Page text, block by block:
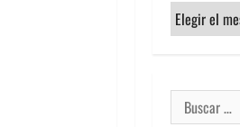
Archivos
Buscar: